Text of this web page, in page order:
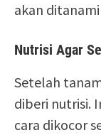
akan
Nutrisi Agar
Setelah
diberi nutrisi.
cara dikocor